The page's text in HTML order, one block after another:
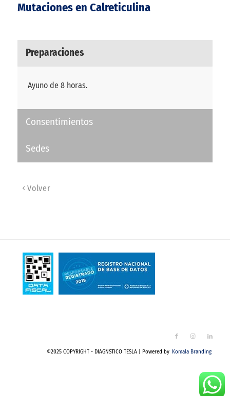
Mutaciones en Calreticulina
Preparaciones
Ayuno de 8 horas.
Consentimientos
Sedes
Volver
©2025 COPYRIGHT - DIAGNSTICO TESLA | Powered by Komala Branding